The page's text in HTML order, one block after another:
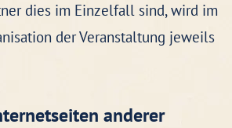
dies im Einzelfall sind, wird im
der Veranstaltung jeweils
anderer